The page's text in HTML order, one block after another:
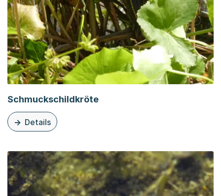
Schmuckschildkröte
Details
zu diesem Thema: Schmuckschildkröte